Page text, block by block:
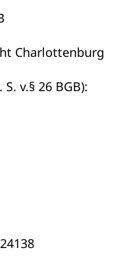
Charlottenburg
v.§ 26 BGB):